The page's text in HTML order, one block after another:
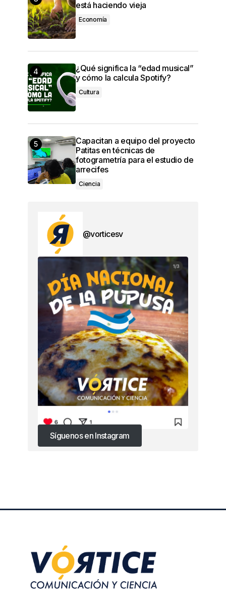
está haciendo vieja
Economía
¿Qué significa la “edad musical”
y cómo la calcula Spotify?
Cultura
Capacitan a equipo del proyecto
Patitas en técnicas de
fotogrametría para el estudio de
arrecifes
Ciencia
@vorticesv
Síguenos en Instagram